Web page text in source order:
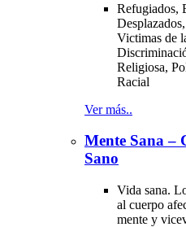
Refugiados,
Victimas de
Religiosa,
Racial
Ver más..
Mente Sana –
Sano
Vida sana.
al cuerpo
mente y